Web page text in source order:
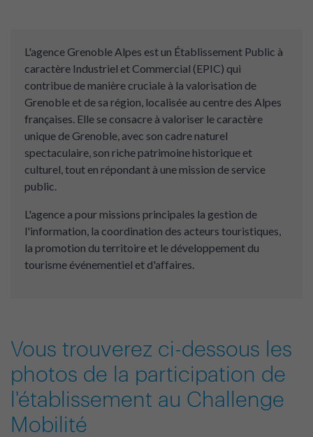
L'agence Grenoble Alpes est un Établissement Public à
caractère Industriel et Commercial (EPIC) qui
contribue de manière cruciale à la valorisation de
Grenoble et de sa région, localisée au centre des Alpes
françaises. Elle se consacre à valoriser le caractère
unique de Grenoble, avec son cadre naturel
spectaculaire, son riche patrimoine historique et
culturel, tout en répondant à une mission de service
public.
L'agence a pour missions principales la gestion de
l'information, la coordination des acteurs touristiques,
la promotion du territoire et le développement du
tourisme événementiel et d'affaires.
Vous trouverez ci-dessous les
photos de la participation de
l'établissement au Challenge
Mobilité